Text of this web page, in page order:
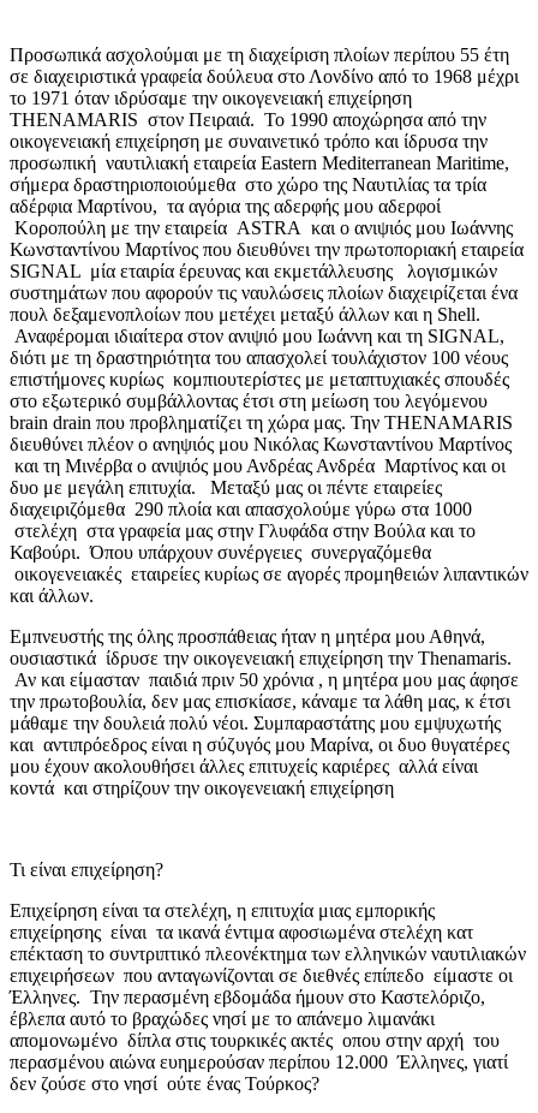
Προσωπικά ασχολούμαι με τη διαχείριση πλοίων περίπου 55 έτη
σε διαχειριστικά γραφεία δούλευα στο Λονδίνο από το 1968 μέχρι
το 1971 όταν ιδρύσαμε την οικογενειακή επιχείρηση
THENAMARIS στον Πειραιά. Το 1990 αποχώρησα από την
οικογενειακή επιχείρηση με συναινετικό τρόπο και ίδρυσα την
προσωπική ναυτιλιακή εταιρεία Eastern Mediterranean Maritime,
σήμερα δραστηριοποιούμεθα στο χώρο της Ναυτιλίας τα τρία
αδέρφια Μαρτίνου, τα αγόρια της αδερφής μου αδερφοί
Κοροπούλη με την εταιρεία ASTRA και ο ανιψιός μου Ιωάννης
Κωνσταντίνου Μαρτίνος που διευθύνει την πρωτοποριακή εταιρεία
SIGNAL μία εταιρία έρευνας και εκμετάλλευσης λογισμικών
συστημάτων που αφορούν τις ναυλώσεις πλοίων διαχειρίζεται ένα
πουλ δεξαμενοπλοίων που μετέχει μεταξύ άλλων και η Shell.
Αναφέρομαι ιδιαίτερα στον ανιψιό μου Ιωάννη και τη SIGNAL,
διότι με τη δραστηριότητα του απασχολεί τουλάχιστον 100 νέους
επιστήμονες κυρίως κομπιουτερίστες με μεταπτυχιακές σπουδές
στο εξωτερικό συμβάλλοντας έτσι στη μείωση του λεγόμενου
brain drain που προβληματίζει τη χώρα μας. Την THENAMARIS
διευθύνει πλέον ο ανηψιός μου Νικόλας Κωνσταντίνου Μαρτίνος
και τη Μινέρβα ο ανιψιός μου Ανδρέας Ανδρέα Μαρτίνος και οι
δυο με μεγάλη επιτυχία. Μεταξύ μας οι πέντε εταιρείες
διαχειριζόμεθα 290 πλοία και απασχολούμε γύρω στα 1000
στελέχη στα γραφεία μας στην Γλυφάδα στην Βούλα και το
Καβούρι. Όπου υπάρχουν συνέργειες συνεργαζόμεθα
οικογενειακές εταιρείες κυρίως σε αγορές προμηθειών λιπαντικών
και άλλων.
Εμπνευστής της όλης προσπάθειας ήταν η μητέρα μου Αθηνά,
ουσιαστικά ίδρυσε την οικογενειακή επιχείρηση την Thenamaris.
Αν και είμασταν παιδιά πριν 50 χρόνια , η μητέρα μου μας άφησε
την πρωτοβουλία, δεν μας επισκίασε, κάναμε τα λάθη μας, κ έτσι
μάθαμε την δουλειά πολύ νέοι. Συμπαραστάτης μου εμψυχωτής
και αντιπρόεδρος είναι η σύζυγός μου Μαρίνα, οι δυο θυγατέρες
μου έχουν ακολουθήσει άλλες επιτυχείς καριέρες αλλά είναι
κοντά και στηρίζουν την οικογενειακή επιχείρηση
Τι είναι επιχείρηση?
Επιχείρηση είναι τα στελέχη, η επιτυχία μιας εμπορικής
επιχείρησης είναι τα ικανά έντιμα αφοσιωμένα στελέχη κατ
επέκταση το συντριπτικό πλεονέκτημα των ελληνικών ναυτιλιακών
επιχειρήσεων που ανταγωνίζονται σε διεθνές επίπεδο είμαστε οι
Έλληνες. Την περασμένη εβδομάδα ήμουν στο Καστελόριζο,
έβλεπα αυτό το βραχώδες νησί με το απάνεμο λιμανάκι
απομονωμένο δίπλα στις τουρκικές ακτές οπου στην αρχή του
περασμένου αιώνα ευημερούσαν περίπου 12.000 Έλληνες, γιατί
δεν ζούσε στο νησί ούτε ένας Τούρκος?